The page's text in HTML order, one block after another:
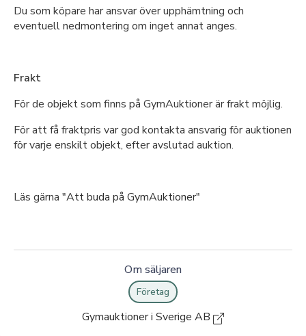
Du som köpare har ansvar över upphämtning och
eventuell nedmontering om inget annat anges.
Frakt
För de objekt som finns på GymAuktioner är frakt möjlig.
För att få fraktpris var god kontakta ansvarig för auktionen
för varje enskilt objekt, efter avslutad auktion.
Läs gärna "Att buda på GymAuktioner"
Om säljaren
Företag
Gymauktioner i Sverige AB